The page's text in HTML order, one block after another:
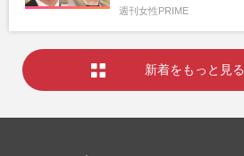
週刊女性PRIME
新着をもっと見る